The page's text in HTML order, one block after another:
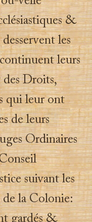
&
les
leurs
Droits,
qui leur ont
de leurs
Ordinaires
suivant les
la Colonie:
gardés &